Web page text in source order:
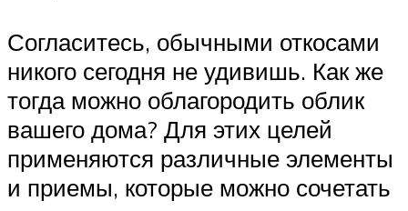
Согласитесь, обычными откосами
никого сегодня не удивишь. Как же
тогда можно облагородить облик
вашего дома? Для этих целей
применяются различные элементы
и приемы, которые можно сочетать